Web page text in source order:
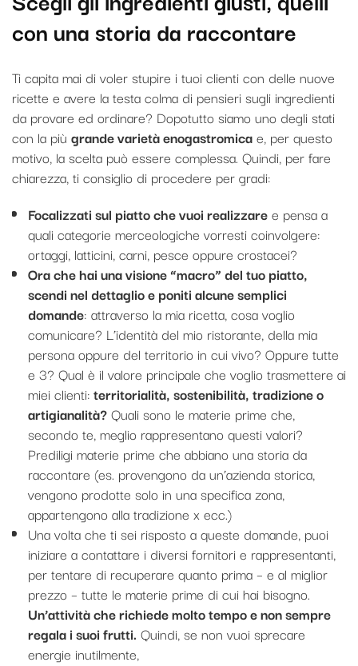
con una storia da raccontare
Ti capita mai di voler stupire i tuoi clienti con delle nuove
ricette e avere la testa colma di pensieri sugli ingredienti
da provare ed ordinare? Dopotutto siamo uno degli stati
con la più grande varietà enogastromicae, per questo
motivo, la scelta può essere complessa. Quindi, per fare
chiarezza, ti consiglio di procedere per gradi:
Focalizzati sul piatto che vuoi realizzaree pensa a
quali categorie merceologiche vorresti coinvolgere:
ortaggi, latticini, carni, pesce oppure crostacei?
Ora che hai una visione “macro” del tuo piatto,
scendi nel dettaglio e poniti alcune semplici
domande: attraverso la mia ricetta, cosa voglio
comunicare? L’identità del mio ristorante, della mia
persona oppure del territorio in cui vivo? Oppure tutte
e 3? Qual è il valore principale che voglio trasmettere ai
miei clienti:territorialità, sostenibilità, tradizione o
artigianalità?Quali sono le materie prime che,
secondo te, meglio rappresentano questi valori?
Prediligi materie prime che abbiano una storia da
raccontare (es. provengono da un’azienda storica,
vengono prodotte solo in una specifica zona,
appartengono alla tradizione x ecc.)
Una volta che ti sei risposto a queste domande, puoi
iniziare a contattare i diversi fornitori e rappresentanti,
per tentare di recuperare quanto prima – e al miglior
prezzo – tutte le materie prime di cui hai bisogno.
Un’attività che richiede molto tempo e non sempre
regala i suoi frutti. Quindi, se non vuoi sprecare
energie inutilmente,